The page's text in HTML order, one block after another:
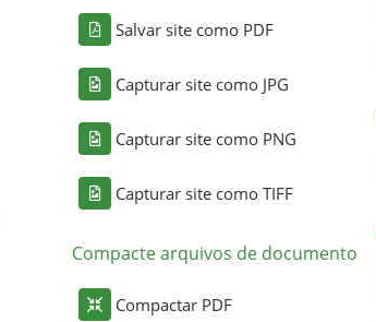
Salvar site como PDF
Capturar site como JPG
Capturar site como PNG
Capturar site como TIFF
Compacte arquivos de documento
Compactar PDF